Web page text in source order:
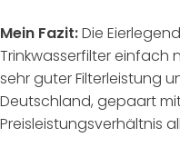
Mein Fazit:Die
Trinkwasserfilter einfach
sehr guter Filterleistung
Deutschland, gepaart
Preisleistungsverhältnis